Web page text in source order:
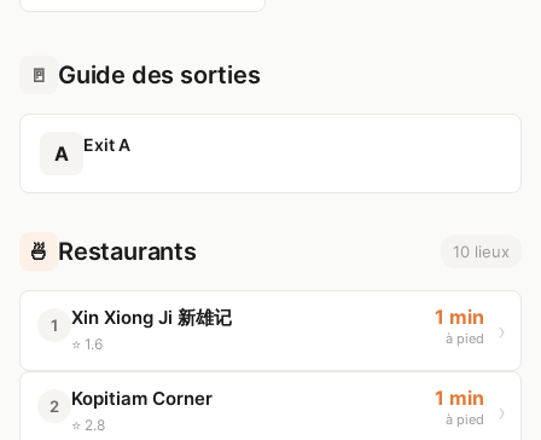
🚪 Guide des sorties
A Exit A
🍜 Restaurants 10 lieux
1 Xin Xiong Ji 新雄记
⭐ 1.6
1 min
à pied
2 Kopitiam Corner
⭐ 2.8
1 min
à pied